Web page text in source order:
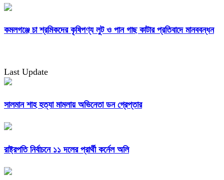
কমলগঞ্জে চা শ্রমিকদের কৃষিপণ্য লুট ও পান গাছ কাটার প্রতিবাদে মানববন্ধন
Last Update
সালমান শাহ হত্যা মামলায় অভিনেতা ডন গ্রেপ্তার
রাষ্ট্রপতি নির্বাচনে ১১ দলের প্রার্থী কর্নেল অলি